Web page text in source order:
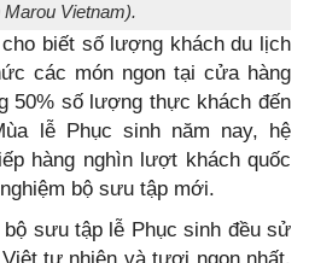
Vietnam).
biết số lượng khách du lịch
các món ngon tại cửa hàng
50% số lượng thực khách đến
lễ Phục sinh năm nay, hệ
hàng nghìn lượt khách quốc
bộ sưu tập mới.
bộ sưu tập lễ Phục sinh đều sử